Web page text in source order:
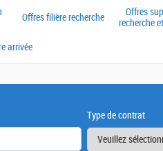
Offres filière recherche
Offres
recherche
arrivée
Type de contrat